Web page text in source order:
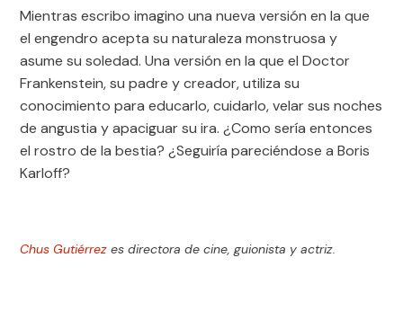
Mientras escribo imagino una nueva versión en la que
el engendro acepta su naturaleza monstruosa y
asume su soledad. Una versión en la que el Doctor
Frankenstein, su padre y creador, utiliza su
conocimiento para educarlo, cuidarlo, velar sus noches
de angustia y apaciguar su ira. ¿Como sería entonces
el rostro de la bestia? ¿Seguiría pareciéndose a Boris
Karloff?
Chus Gutiérrez es directora de cine, guionista y actriz.